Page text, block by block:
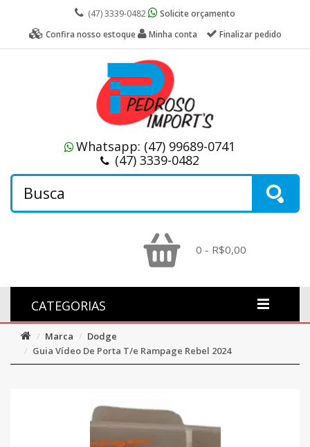
(47) 3339-0482
Solicite orçamento
Confira nosso estoque
Minha conta Finalizar pedido
Whatsapp: (47) 99689-0741
(47) 3339-0482
0 - R$0,00
CATEGORIAS
Marca
Dodge
Guia Vídeo De Porta T/e Rampage Rebel 2024